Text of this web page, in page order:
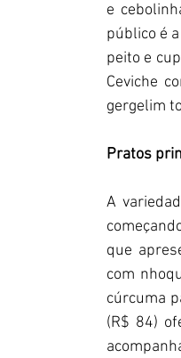
e
público é
peito e
Ceviche
gergelim
Pratos
A
que
com
cúrcuma
(R$ 84)